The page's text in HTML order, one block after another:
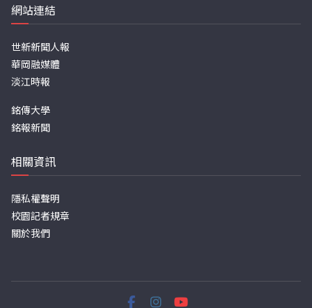
網站連結
世新新聞人報
華岡融媒體
淡江時報
銘傳大學
銘報新聞
相關資訊
隱私權聲明
校園記者規章
關於我們